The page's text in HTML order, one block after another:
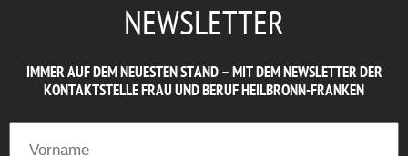
NEWSLETTER
IMMER AUF DEM NEUESTEN STAND – MIT DEM NEWSLETTER DER
KONTAKTSTELLE FRAU UND BERUF HEILBRONN-FRANKEN